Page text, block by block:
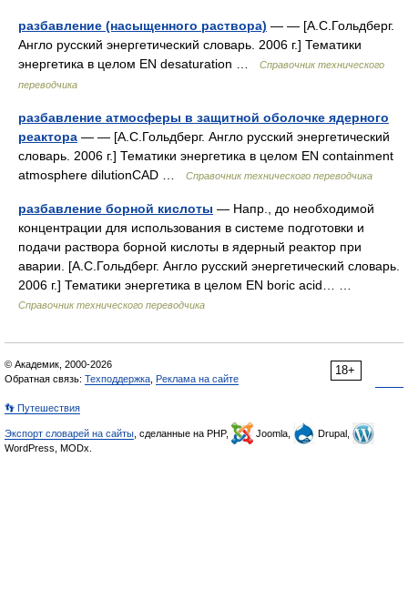
разбавление (насыщенного раствора) — — [А.С.Гольдберг.
Англо русский энергетический словарь. 2006 г.] Тематики
энергетика в целом EN desaturation …
Справочник технического
переводчика
разбавление атмосферы в защитной оболочке ядерного
реактора — — [А.С.Гольдберг. Англо русский энергетический
словарь. 2006 г.] Тематики энергетика в целом EN containment
atmosphere dilutionCAD …
Справочник технического переводчика
разбавление борной кислоты — Напр., до необходимой
концентрации для использования в системе подготовки и
подачи раствора борной кислоты в ядерный реактор при
аварии. [А.С.Гольдберг. Англо русский энергетический словарь.
2006 г.] Тематики энергетика в целом EN boric acid… …
Справочник технического переводчика
18+
© Академик, 2000-2026
Обратная связь: Техподдержка Реклама на сайте
👣 Путешествия
Экспорт словарей на сайты , сделанные на PHP, Joomla,
Drupal,
WordPress, MODx.